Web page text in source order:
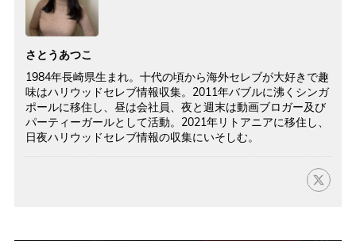
さとうあつこ
1984年長崎県生まれ。十代の頃から海外セレブが大好きで趣
味はハリウッドセレブ情報収集。2011年バブルに沸くシンガ
ポールに移住し、昼は会社員、夜と週末は動画ブロガー及び
パーティーガールとして活動。2021年リトアニアに移住し、
日夜ハリウッドセレブ情報の収集にいそしむ。